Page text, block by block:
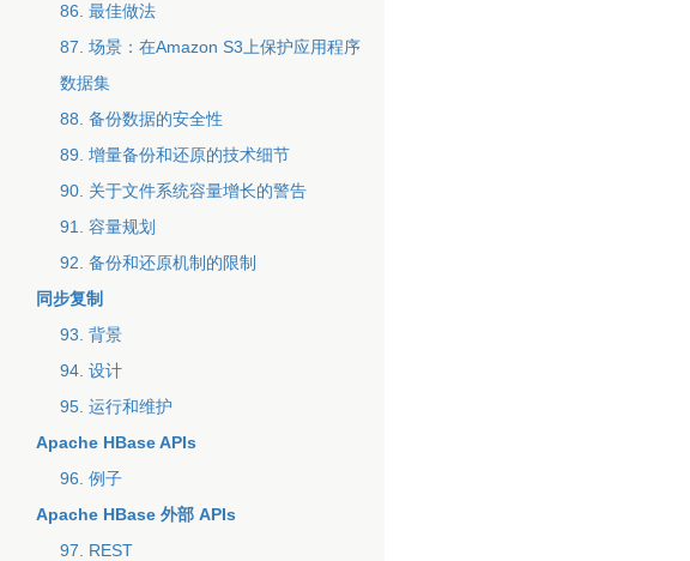
86. 最佳做法
87. 场景：在Amazon S3上保护应用程序
数据集
88. 备份数据的安全性
89. 增量备份和还原的技术细节
90. 关于文件系统容量增长的警告
91. 容量规划
92. 备份和还原机制的限制
同步复制
93. 背景
94. 设计
95. 运行和维护
Apache HBase APIs
96. 例子
Apache HBase 外部 APIs
97. REST